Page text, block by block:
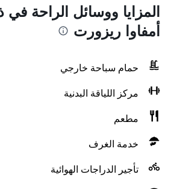
المزايا ووسائل الراحة
أمفاوا ريزورت
حمام سباحة خارجي
مركز اللياقة البدنية
مطعم
خدمة الغرف
تأجير الدراجات الهوائية